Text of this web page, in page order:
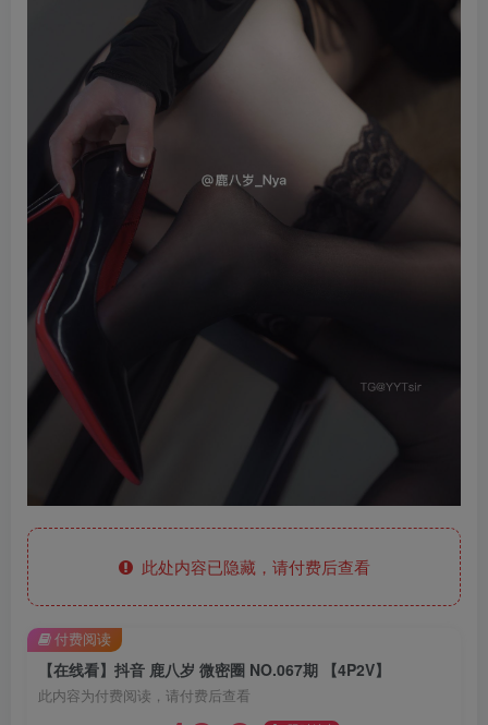
此处内容已隐藏，请付费后查看
【在线看】抖音 鹿八岁 微密圈 NO.067期 【4P2V】
此内容为付费阅读，请付费后查看
付费阅读